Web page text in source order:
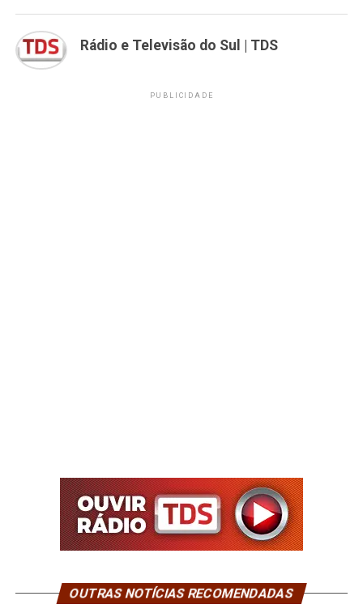
Rádio e Televisão do Sul | TDS
PUBLICIDADE
OUTRAS NOTÍCIAS RECOMENDADAS